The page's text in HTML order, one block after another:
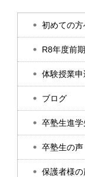
初めての方
R8年度前
体験授業申
ブログ
卒塾生進学
卒塾生の声
保護者様の